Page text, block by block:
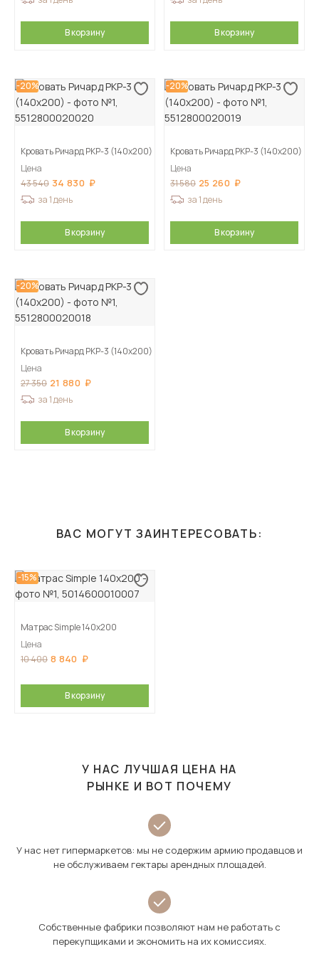
В корзину В корзину
-20%
Кровать Ричард РКР-3 (140х200)
Цена
43 540 34 830
за 1 день
В корзину
-20%
Кровать Ричард РКР-3 (140х200)
Цена
31 580 25 260
за 1 день
В корзину
-20%
Кровать Ричард РКР-3 (140х200)
Цена
27 350 21 880
за 1 день
В корзину
ВАС МОГУТ ЗАИНТЕРЕСОВАТЬ:
-15%
Матрас Simple 140х200
Цена
10 400 8 840
В корзину
У НАС ЛУЧШАЯ ЦЕНА НА
РЫНКЕ И ВОТ ПОЧЕМУ
У нас нет гипермаркетов: мы не содержим армию продавцов и
не обслуживаем гектары арендных площадей.
Собственные фабрики позволяют нам не работать с
перекупщиками и экономить на их комиссиях.